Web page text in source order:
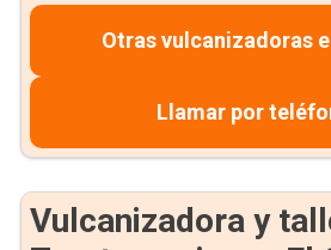
Otras vulcanizadoras
Llamar por
Vulcanizadora y